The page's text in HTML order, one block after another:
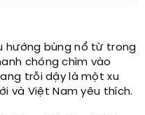
hướng bùng nổ từ trong
chóng chìm vào
trỗi dậy là một xu
và Việt Nam yêu thích.